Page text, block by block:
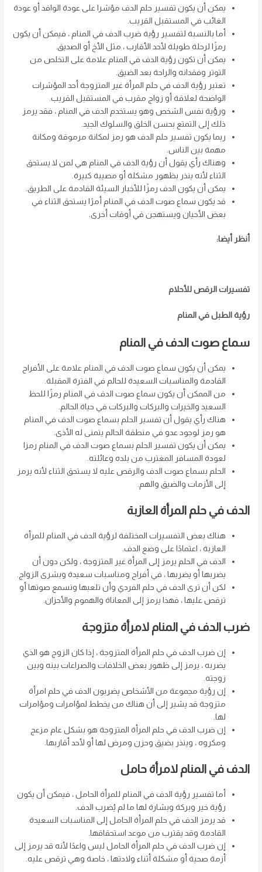
يمكن أن يكون تفسير حلم الدف مؤشرا على عودة الوافد أو عودة
الغائب في المستقبل القريب.
أما بالنسبة لتفسير رؤية ضرب الدف في المنام ، فيمكن أن يكون
رمزًا لرحلة طويلة لأحد الأقارب ، مثل الأخ أو الصديق.
يمكن أن تكون رؤية الدف في المنام علامة على التخلص من
التوتر وفقدانه والراحة بعد الضيق.
تعتبر رؤية الدف في حلم المرأة غير المتزوجة أحد المؤشرات
الواضحة لعلاقة أو زواج مقرب في المستقبل القريب.
ورؤية نفس الشخص وهو يستخدم الدف في المنام ، فقد يرمز
ذلك إلى التمتع بحسن الخلق والسلوك الجيد.
ربما يكون تفسير حلم الدف هو رمز لمكانة مرموقة ومكانة
مهمة بين الناس.
وهناك رأي يقول أن رؤية الدف في المنام هي لمن لا يستحق
الثناء لأنه ينذر بظهور مشكلة أو مصيبة كبيرة.
يمكن أن يكون الدف رمزًا للأخبار السيئة القادمة على الطريق.
قد يكون سماع صوت الدف في المنام أمرًا يستحق الثناء في
بعض الأحيان ويستهجن في أوقات أخرى.
أنظر أيضا:
تفسيرات الرقص للأحلام
رؤية الطبل في المنام
سماع صوت الدف في المنام
يمكن أن يكون سماع صوت الدف في المنام علامة على الأفراح
القادمة والمناسبات السعيدة للحالم في الفترة المقبلة.
من الممكن أن يكون سماع صوت الدف في المنام رمزًا للحظ
السعيد والخيرات والبركات والبركات في حياة الحالم.
هناك رأي يقول أن تفسير الحلم بسماع صوت الدف في المنام
هو رمز لوجود عدو في منطقة الحالم يتمنى له الأذى.
يمكن أن يكون تفسير الحلم بسماع صوت الدف في المنام رمزا
لعودة المسافر المغترب من بلده وعائلته.
الحلم بسماع صوت الدف والرقص عليه لا يستحق الثناء لأنه يرمز
إلى الأزمات والضيق والهم.
الدف في حلم المرأة العازبة
هناك بعض التفسيرات المختلفة لرؤية الدف في المنام للمرأة
العازبة ، اعتمادًا على وضع الدف.
الدف في الحلم يرمز إلى المرأة غير المتزوجة ، ولكن دون أن
يضربها أو يضربها ، في أفراح ومناسبات سعيدة وبشرى الزواج.
لكن أن ترى الدف في حلم الفردي وأن تلعبها وتسمع صوتها أو
ترقص عليها ، فهذا يرمز إلى المعاناة والهموم والأحزان.
ضرب الدف في المنام لامرأة متزوجة
إن ضرب الدف في حلم المرأة المتزوجة ، إذا كان الزوج هو الذي
يضربه ، يرمز إلى ظهور بعض الخلافات والصراعات بينه وبين
زوجته.
إن رؤية مجموعة من الأشخاص يضربون الدف في حلم امرأة
متزوجة قد يشير إلى أن هناك من يخطط لمؤامرات ومؤامرات
لها.
إن ضرب الدف في حلم المرأة المتزوجة هو بشكل عام مزعج
ومكروه ، وينذر بضيق وحزن ومرض لها أو لأحد أقاربها.
الدف في المنام لامرأة حامل
أما تفسير رؤية الدف في المنام للمرأة الحامل ، فيمكن أن يكون
رؤية خير وبركة وبشارة لها ما لم يُضرب الدف.
قد يرمز الدف في حلم المرأة الحامل إلى المناسبات السعيدة
القادمة وقد يقترب من موعد استحقاقها.
إن ضرب الدف في حلم المرأة الحامل ليس واعدًا لأنه قد يرمز إلى
أزمة صحية أو مشكلة أثناء ولادتها ، خاصة وهي ترقص عليه.